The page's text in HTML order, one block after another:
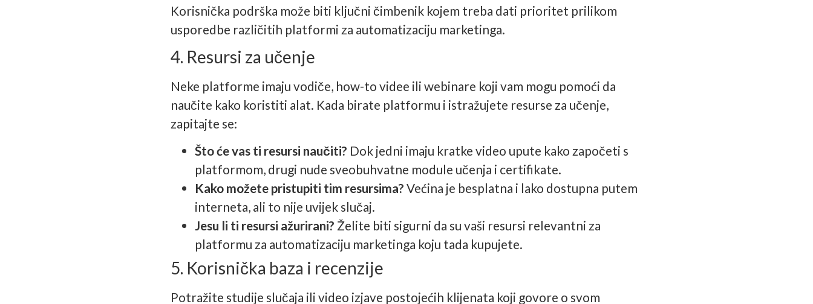
Korisnička podrška može biti ključni čimbenik kojem treba dati prioritet prilikom
usporedbe različitih platformi za automatizaciju marketinga.
4. Resursi za učenje
Neke platforme imaju vodiče, how-to videe ili webinare koji vam mogu pomoći da
naučite kako koristiti alat. Kada birate platformu i istražujete resurse za učenje,
zapitajte se:
Što će vas ti resursi naučiti? Dok jedni imaju kratke video upute kako započeti s
platformom, drugi nude sveobuhvatne module učenja i certifikate.
Kako možete pristupiti tim resursima? Većina je besplatna i lako dostupna putem
interneta, ali to nije uvijek slučaj.
Jesu li ti resursi ažurirani? Želite biti sigurni da su vaši resursi relevantni za
platformu za automatizaciju marketinga koju tada kupujete.
5. Korisnička baza i recenzije
Potražite studije slučaja ili video izjave postojećih klijenata koji govore o svom